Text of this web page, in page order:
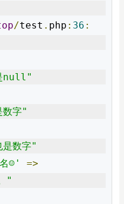
/test . php : 36 :
null"
数字"
是数字"
☺'
=>
"